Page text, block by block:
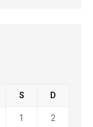
S D
1 2